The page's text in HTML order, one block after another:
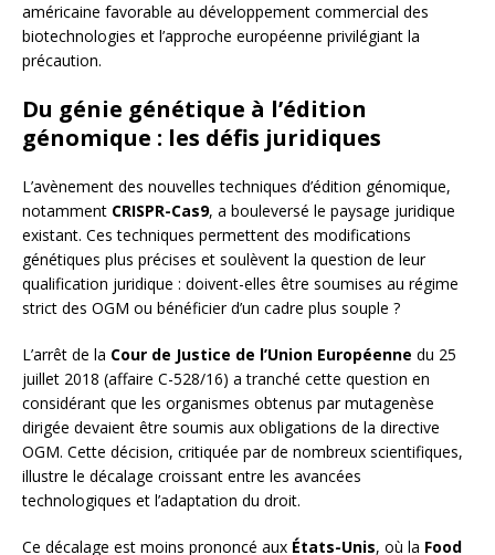
américaine favorable au développement commercial des
biotechnologies et l’approche européenne privilégiant la
précaution.
Du génie génétique à l’édition
génomique : les défis juridiques
L’avènement des nouvelles techniques d’édition génomique,
notamment CRISPR-Cas9, a bouleversé le paysage juridique
existant. Ces techniques permettent des modifications
génétiques plus précises et soulèvent la question de leur
qualification juridique : doivent-elles être soumises au régime
strict des OGM ou bénéficier d’un cadre plus souple ?
L’arrêt de la Cour de Justice de l’Union Européenne du 25
juillet 2018 (affaire C-528/16) a tranché cette question en
considérant que les organismes obtenus par mutagenèse
dirigée devaient être soumis aux obligations de la directive
OGM. Cette décision, critiquée par de nombreux scientifiques,
illustre le décalage croissant entre les avancées
technologiques et l’adaptation du droit.
Ce décalage est moins prononcé aux États-Unis, où la Food